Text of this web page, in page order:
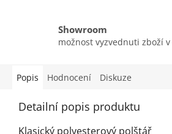
Showroom
možnost vyzvednuti zboží
Popis Hodnocení Diskuze
Detailní popis produktu
Klasický polyesterový polštář